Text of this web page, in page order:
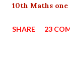
10th Maths
SHARE 23